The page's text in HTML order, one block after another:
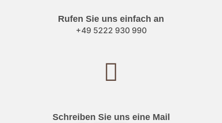
Rufen Sie uns einfach an
+49 5222 930 990
Schreiben Sie uns eine Mail